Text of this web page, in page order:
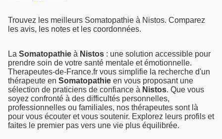
Trouvez les meilleurs Somatopathie à Nistos. Comparez
les avis, les notes et les coordonnées.
La Somatopathie à Nistos : une solution accessible pour
prendre soin de votre santé mentale et émotionnelle.
Therapeutes-de-France.fr vous simplifie la recherche d'un
thérapeute en Somatopathie en vous proposant une
sélection de praticiens de confiance à Nistos. Que vous
soyez confronté à des difficultés personnelles,
professionnelles ou familiales, nos thérapeutes sont là
pour vous écouter et vous soutenir. Explorez leurs profils et
faites le premier pas vers une vie plus équilibrée.